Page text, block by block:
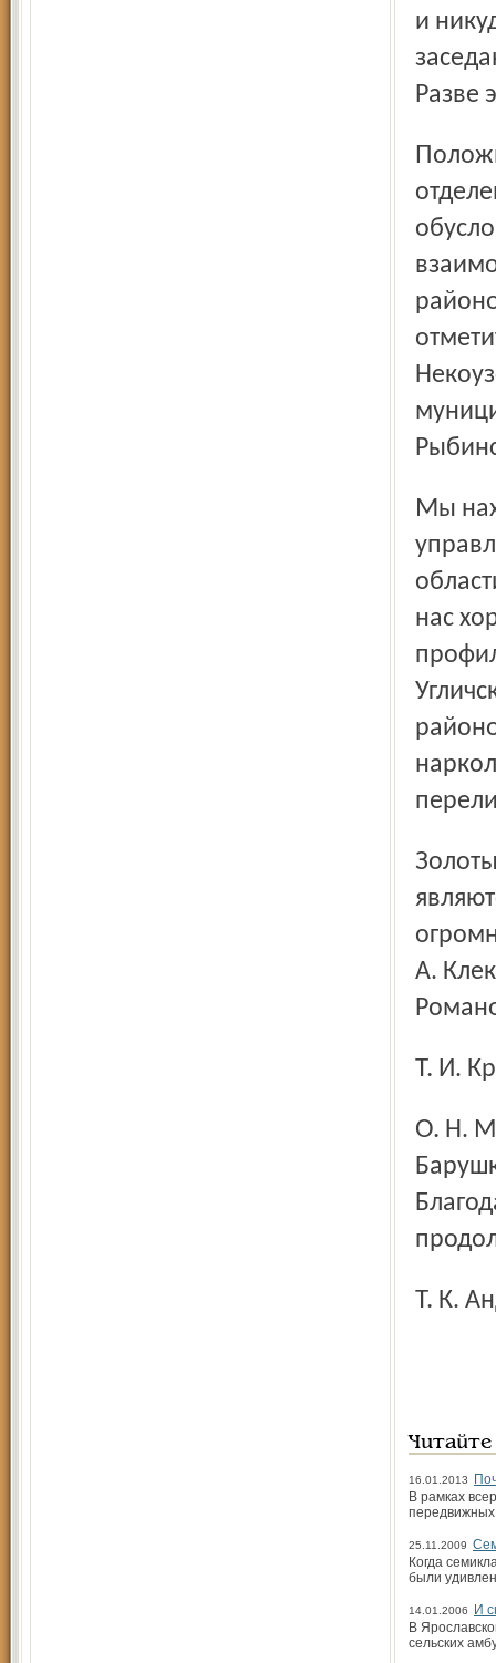
и
Разве
Положительным результатам, которые региональное
Мы находим поддержку и понимание наших проблем в
нас
Золотым фондом региональной организации РКК
А.
Т. И.
О. Н. Меняйленко, Г. А. Жукова, Д. Н. Дубицкий, И. В.
Т. К.
16.01.2013
В рамках
передвижных
25.11.2009
Когда
были
14.01.2006
И
В
сельских